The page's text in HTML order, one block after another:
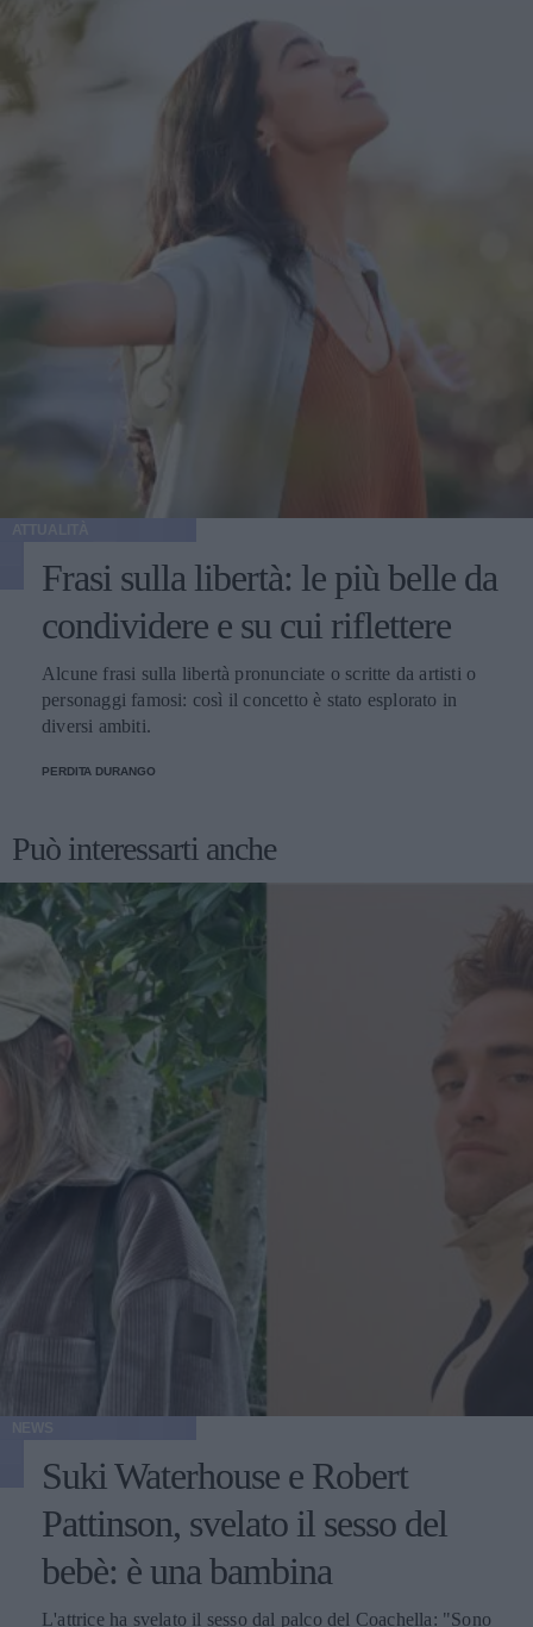
Frasi sulla libertà: le più belle da
condividere e su cui riflettere
Alcune frasi sulla libertà pronunciate o scritte da artisti o
personaggi famosi: così il concetto è stato esplorato in
diversi ambiti.
PERDITA DURANGO
Può interessarti anche
Suki Waterhouse e Robert
Pattinson, svelato il sesso del
bebè: è una bambina
L'attrice ha svelato il sesso dal palco del Coachella: "Sono